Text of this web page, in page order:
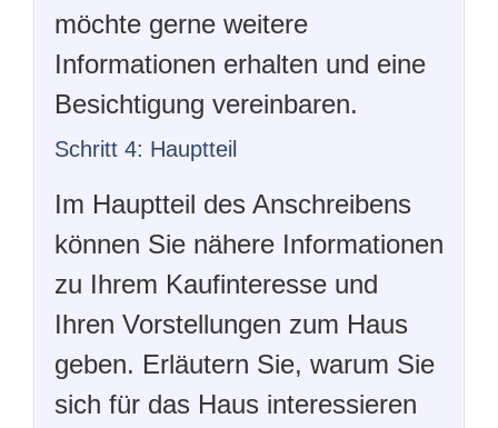
möchte gerne weitere
Informationen erhalten und eine
Besichtigung vereinbaren.
Schritt 4: Hauptteil
Im Hauptteil des Anschreibens
können Sie nähere Informationen
zu Ihrem Kaufinteresse und
Ihren Vorstellungen zum Haus
geben. Erläutern Sie, warum Sie
sich für das Haus interessieren